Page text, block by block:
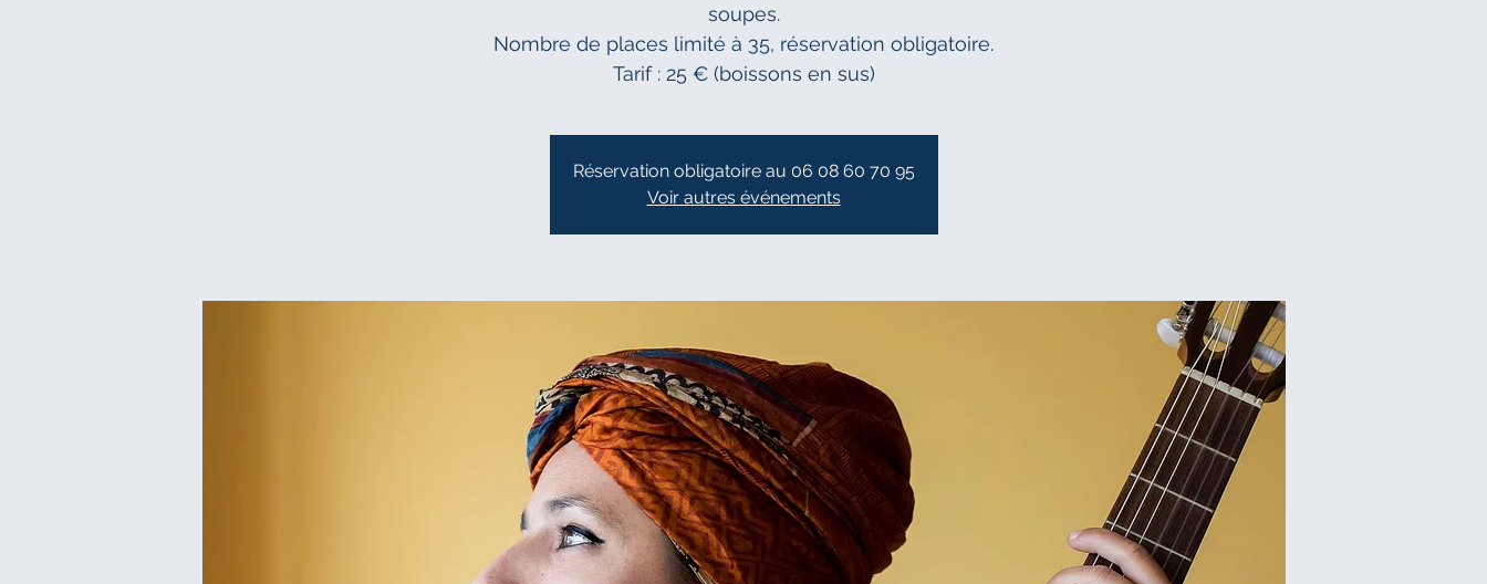
soupes.
Nombre de places limité à 35, réservation obligatoire.
Tarif : 25 € (boissons en sus)
Réservation obligatoire au 06 08 60 70 95
Voir autres événements